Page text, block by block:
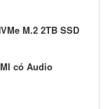
M.2 2TB SSD
có Audio